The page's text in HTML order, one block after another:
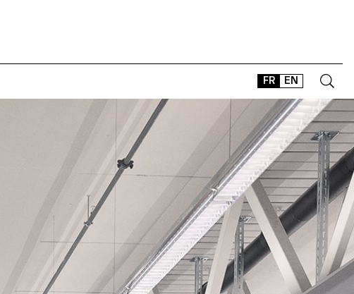
FR EN
CONTACT
SHOP
TYPEFACES
OFFLINE-ONLINE
Instagram
Facebook
LinkedIn
Vimeo